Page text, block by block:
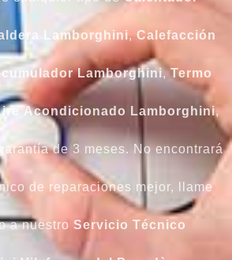
Lamborghini,Calefacción
Lamborghini,Termo
Acondicionado Lamborghini,
de 3 meses. No encontrará
de reparaciones mejor, llame
a nuestro Servicio Técnico